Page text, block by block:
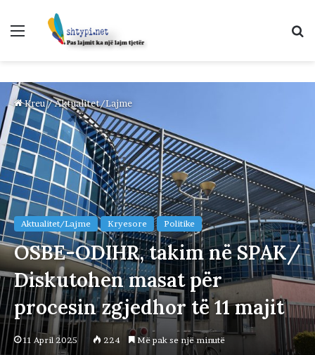
Menu
Kreu/Aktualitet/Lajme
Aktualitet/Lajme Kryesore Politike
OSBE-ODIHR, takim në SPAK/
Diskutohen masat për
procesin zgjedhor të 11 majit
11 April 2025 224 Më pak se një minutë